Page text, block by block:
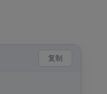
复制